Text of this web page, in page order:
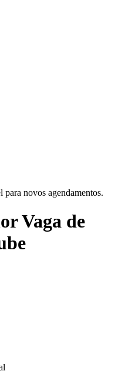
para novos agendamentos.
Vaga de